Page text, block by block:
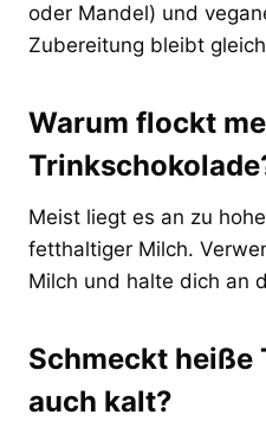
oder Mandel) und
Zubereitung bleibt
Warum flockt
Meist liegt es an zu
fetthaltiger Milch.
Milch und halte dich an
Schmeckt heiße
auch kalt?